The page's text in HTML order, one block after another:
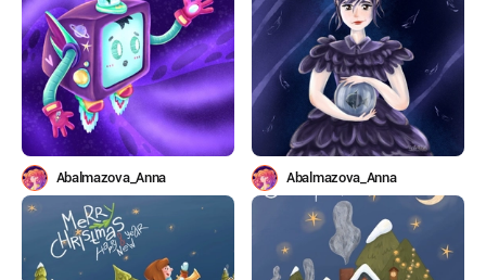
Abalmazova_Anna Abalmazova_Anna